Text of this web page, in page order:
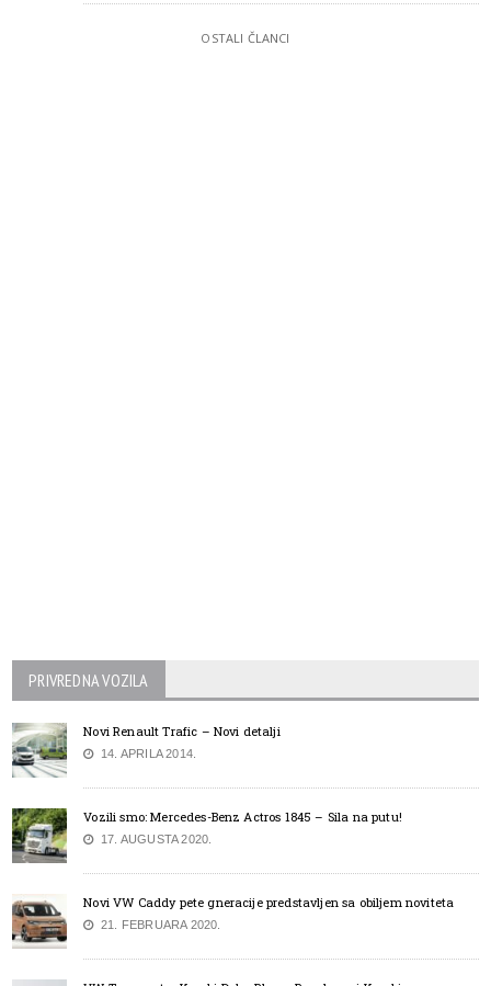
OSTALI ČLANCI
PRIVREDNA VOZILA
Novi Renault Trafic – Novi detalji
14. APRILA 2014.
Vozili smo: Mercedes-Benz Actros 1845 – Sila na putu!
17. AUGUSTA 2020.
Novi VW Caddy pete gneracije predstavljen sa obiljem noviteta
21. FEBRUARA 2020.